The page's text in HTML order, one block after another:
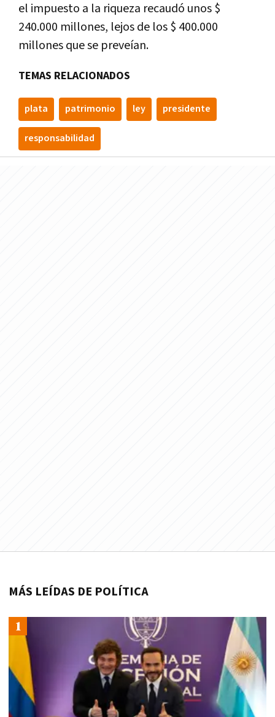
el impuesto a la riqueza recaudó unos $
240.000 millones, lejos de los $ 400.000
millones que se preveían.
TEMAS RELACIONADOS
plata patrimonio ley presidente
responsabilidad
MÁS LEÍDAS DE POLÍTICA